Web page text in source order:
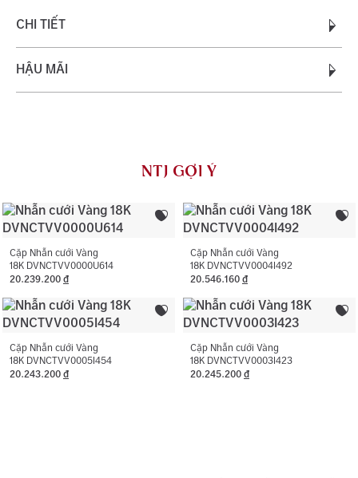
CHI TIẾT
Chất liệu:
Cubic Zirconia
Hình dạng đá phụ:
Hình tròn, Chữ nhật chặt góc
HẬU MÃI
NTJ có chính sách bảo hành miễn phí 06 tháng như đính
phép, chỉ áp dụng với trường hợp không phát sinh thêm
vàng.
NTJ GỢI Ý
Cặp Nhẫn cưới Vàng
18K DVNCTVV0000U614
20.239.200 đ
Cặp Nhẫn cưới Vàng
18K DVNCTVV0004I492
20.546.160 đ
Cặp Nhẫn cưới Vàng
18K DVNCTVV0005I454
20.243.200 đ
Cặp Nhẫn cưới Vàng
18K DVNCTVV0003I423
20.245.200 đ